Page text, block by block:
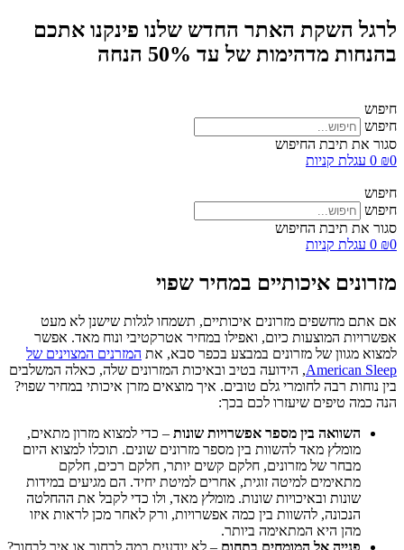
לרגל השקת האתר החדש שלנו פינקנו אתכם
בהנחות מדהימות של עד 50% הנחה
חיפוש
חיפוש
סגור את תיבת החיפוש
₪0
0 עגלת קניות
חיפוש
חיפוש
סגור את תיבת החיפוש
₪0
0 עגלת קניות
מזרונים איכותיים במחיר שפוי
אם אתם מחשפים מזרונים איכותיים, תשמחו לגלות שישנן לא מעט
אפשרויות המוצעות כיום, ואפילו במחיר אטרקטיבי ונוח מאד. אפשר
למצוא מגוון של מזרונים במבצע בכפר סבא, את המזרנים המצוינים של
American Sleep, הידועה בטיב ובאיכות המזרונים שלה, כאלה המשלבים
בין נוחות רבה לחומרי גלם טובים. איך מוצאים מזרן איכותי במחיר שפוי?
הנה כמה טיפים שיעזרו לכם בכך:
השוואה בין מספר אפשרויות שונות – כדי למצוא מזרון מתאים,
מומלץ מאד להשוות בין מספר מזרונים שונים. תוכלו למצוא היום
מבחר של מזרונים, חלקם קשים יותר, חלקם רכים, חלקם
מתאימים למיטה זוגית, אחרים למיטת יחיד. הם מגיעים במידות
שונות ובאיכויות שונות. מומלץ מאד, ולו כדי לקבל את ההחלטה
הנכונה, להשוות בין כמה אפשרויות, ורק לאחר מכן לראות איזו
מהן היא המתאימה ביותר.
פנייה אל המומחים בתחום – לא יודעים במה לבחור או איך לבחור?